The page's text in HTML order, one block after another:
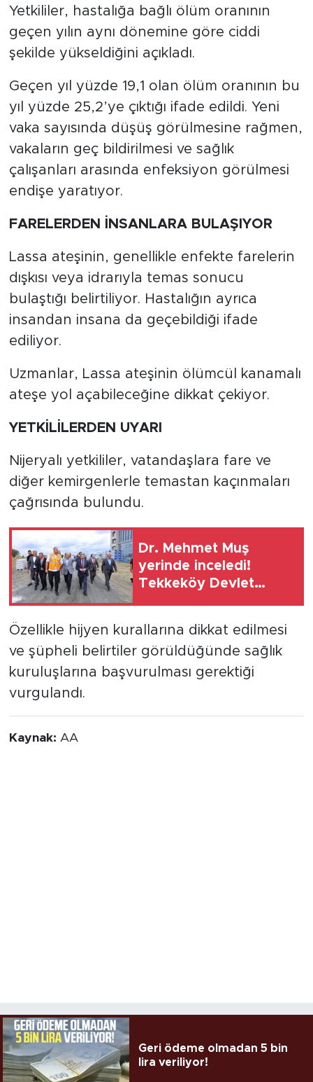
Yetkililer, hastalığa bağlı ölüm oranının
geçen yılın aynı dönemine göre ciddi
şekilde yükseldiğini açıkladı.
Geçen yıl yüzde 19,1 olan ölüm oranının bu
yıl yüzde 25,2’ye çıktığı ifade edildi. Yeni
vaka sayısında düşüş görülmesine rağmen,
vakaların geç bildirilmesi ve sağlık
çalışanları arasında enfeksiyon görülmesi
endişe yaratıyor.
FARELERDEN İNSANLARA BULAŞIYOR
Lassa ateşinin, genellikle enfekte farelerin
dışkısı veya idrarıyla temas sonucu
bulaştığı belirtiliyor. Hastalığın ayrıca
insandan insana da geçebildiği ifade
ediliyor.
Uzmanlar, Lassa ateşinin ölümcül kanamalı
ateşe yol açabileceğine dikkat çekiyor.
YETKİLİLERDEN UYARI
Nijeryalı yetkililer, vatandaşlara fare ve
diğer kemirgenlerle temastan kaçınmaları
çağrısında bulundu.
Dr. Mehmet Muş
yerinde inceledi!
Tekkeköy Devlet
Özellikle hijyen kurallarına dikkat edilmesi
ve şüpheli belirtiler görüldüğünde sağlık
kuruluşlarına başvurulması gerektiği
vurgulandı.
Kaynak: AA
Geri ödeme olmadan 5 bin
lira veriliyor!